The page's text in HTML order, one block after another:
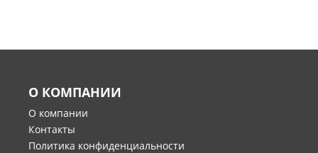
О КОМПАНИИ
О компании
Контакты
Политика конфиденциальности